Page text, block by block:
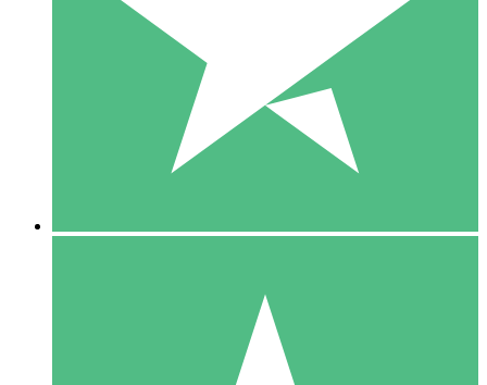
Paga a consumo con crediti di download. Nessun impegno
1 Download
10
US$1500
10 Download
20